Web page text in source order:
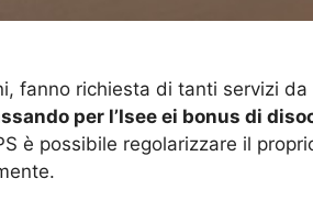
fanno richiesta di tanti servizi da
per l’Isee ei bonus di
è possibile regolarizzare il